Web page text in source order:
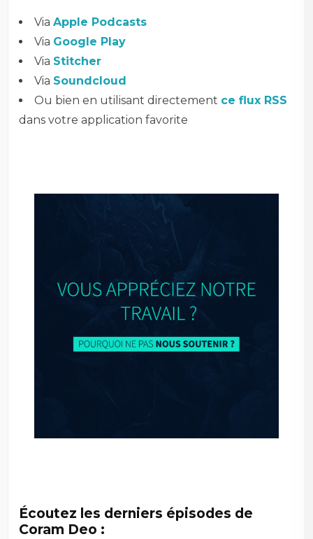
ViaApple Podcasts
Via Google Play
Via Stitcher
Via Soundcloud
Ou bien en utilisant directement ce flux RSS
dans votre application favorite
Écoutez les derniers épisodes de
Coram Deo :